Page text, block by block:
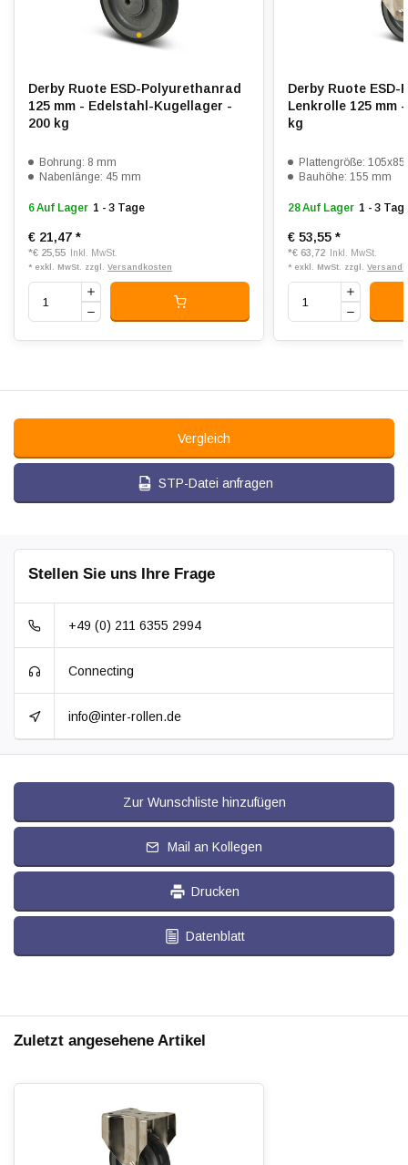
Rollwiderstand: 4
Dämpfung:
Temperatur:
Passend für: Glatte bis leicht unebene Böden
Derby Ruote ESD-Polyurethanrad
125 mm - Edelstahl-Kugellager -
200 kg
Bohrung: 8 mm
Nabenlänge: 45 mm
6 Auf Lager 1 - 3 Tage
€ 21,47 *
*€ 25,55 Inkl. MwSt.
* exkl. MwSt. zzgl. Versandkosten
Derby Ruote
Lenkrolle 125 mm
kg
Plattengröße:
Bauhöhe: 155 mm
28 Auf Lager 1 - 3
€ 53,55*
*€ 63,72 Inkl. MwSt.
* exkl. MwSt. zzgl.
Vergleich
STP-Datei anfragen
Stellen Sie uns Ihre Frage
+49 (0) 211 6355 2994
Connecting
info@inter-rollen.de
Zur Wunschliste hinzufügen
Mail an Kollegen
Drucken
Datenblatt
Zuletzt angesehene Artikel